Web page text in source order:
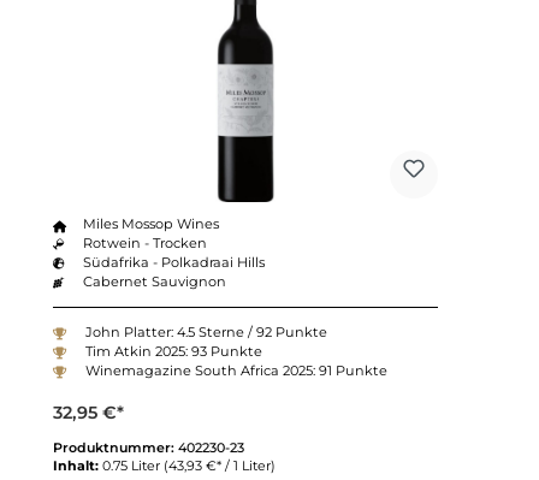
Miles Mossop Wines
Rotwein - Trocken
Südafrika - Polkadraai Hills
Cabernet Sauvignon
John Platter: 4.5 Sterne / 92 Punkte
Tim Atkin 2025: 93 Punkte
Winemagazine South Africa 2025: 91 Punkte
32,95 €*
Produktnummer: 402230-23
Inhalt: 0.75 Liter (43,93 €* / 1 Liter)